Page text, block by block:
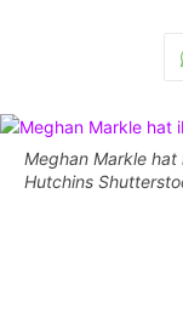
Meghan Markle
Hutchins